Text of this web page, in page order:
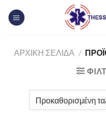
στο
ΑΡΧΙΚΉ ΣΕΛΊΔΑ /